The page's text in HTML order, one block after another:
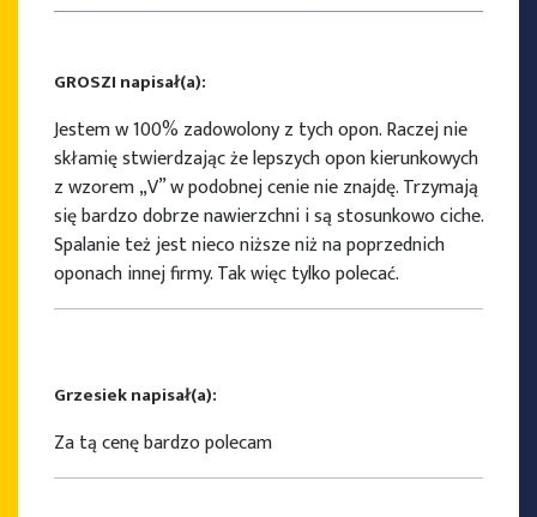
GROSZI napisał(a):
Jestem w 100% zadowolony z tych opon. Raczej nie
skłamię stwierdzając że lepszych opon kierunkowych
z wzorem „V” w podobnej cenie nie znajdę. Trzymają
się bardzo dobrze nawierzchni i są stosunkowo ciche.
Spalanie też jest nieco niższe niż na poprzednich
oponach innej firmy. Tak więc tylko polecać.
Grzesiek napisał(a):
Za tą cenę bardzo polecam